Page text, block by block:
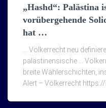
„Hashd“: Palästina
vorübergehende
hat …
… Völkerrecht neu
palästinensische …
breite Wählerschichten,
Alert – Völkerrecht